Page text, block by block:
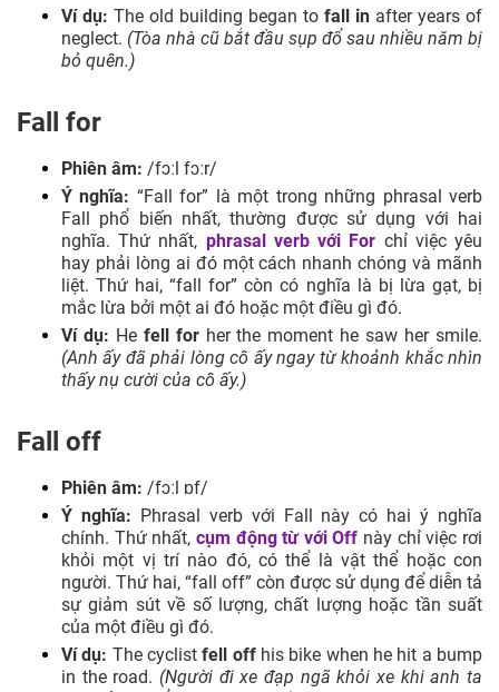
Ví dụ: The old building began to fall in after years of
neglect. (Tòa nhà cũ bắt đầu sụp đổ sau nhiều năm bị
bỏ quên.)
Fall for
Phiên âm: /fɔːl fɔːr/
Ý nghĩa: “Fall for” là một trong những phrasal verb
Fall phổ biến nhất, thường được sử dụng với hai
nghĩa. Thứ nhất, phrasal verb với For chỉ việc yêu
hay phải lòng ai đó một cách nhanh chóng và mãnh
liệt. Thứ hai, “fall for” còn có nghĩa là bị lừa gạt, bị
mắc lừa bởi một ai đó hoặc một điều gì đó.
Ví dụ: He fell forher the moment he saw her smile.
(Anh ấy đã phải lòng cô ấy ngay từ khoảnh khắc nhìn
thấy nụ cười của cô ấy.)
Fall off
Phiên âm: /fɔːl ɒf/
Ý nghĩa: Phrasal verb với Fall này có hai ý nghĩa
chính. Thứ nhất, cụm động từ với Off này chỉ việc rơi
khỏi một vị trí nào đó, có thể là vật thể hoặc con
người. Thứ hai, “fall off” còn được sử dụng để diễn tả
sự giảm sút về số lượng, chất lượng hoặc tần suất
của một điều gì đó.
Ví dụ: The cyclistfell offhis bike when he hit a bump
in the road. (Người đi xe đạp ngã khỏi xe khi anh ta